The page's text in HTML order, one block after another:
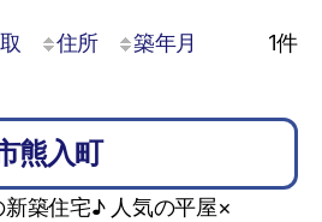
住所 築年月 1件
市熊入町
新築住宅♪ 人気の平屋×